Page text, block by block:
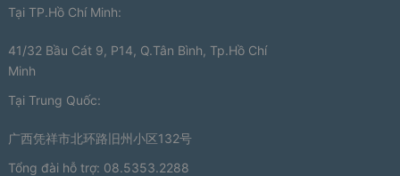
Tại TP.Hồ Chí Minh:
41/32 Bầu Cát 9, P14, Q.Tân Bình, Tp.Hồ Chí
Minh
Tại Trung Quốc:
广西凭祥市北环路旧州小区132号
Tổng đài hỗ trợ: 08.5353.2288